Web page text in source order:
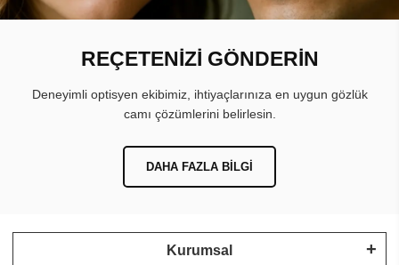
REÇETENİZİ GÖNDERİN
Deneyimli optisyen ekibimiz, ihtiyaçlarınıza en uygun gözlük
camı çözümlerini belirlesin.
DAHA FAZLA BILGI
Kurumsal